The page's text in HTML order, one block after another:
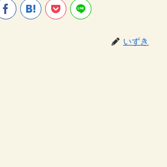
いずき